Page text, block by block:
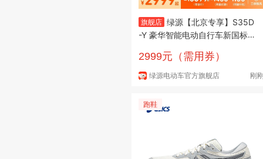
旗舰店 绿源【北京专享】S35D
-Y 豪华智能电动自行车新国标
勤代步电瓶车 到门店选颜色
2999元（需用券）
绿源电动车官方旗舰店 刚
跑鞋